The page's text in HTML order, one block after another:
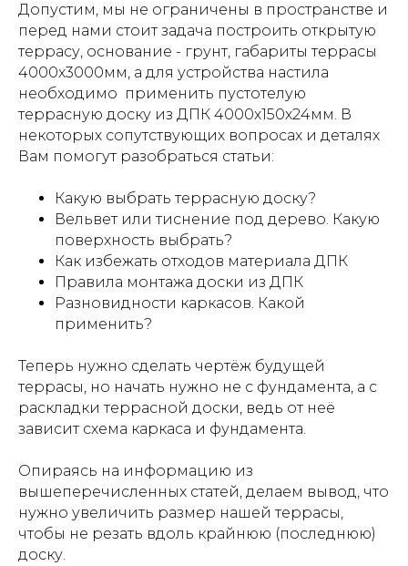
Допустим, мы не ограничены в пространстве и
перед нами стоит задача построить открытую
террасу, основание - грунт, габариты террасы
4000х3000мм, а для устройства настила
необходимо применить пустотелую
террасную доску из ДПК 4000х150х24мм. В
некоторых сопутствующих вопросах и деталях
Вам помогут разобраться статьи:
Какую выбрать террасную доску?
Вельвет или тиснение под дерево. Какую
поверхность выбрать?
Как избежать отходов материала ДПК
Правила монтажа доски из ДПК
Разновидности каркасов. Какой
применить?
Теперь нужно сделать чертёж будущей
террасы, но начать нужно не с фундамента, а с
раскладки террасной доски, ведь от неё
зависит схема каркаса и фундамента.
Опираясь на информацию из
вышеперечисленных статей, делаем вывод, что
нужно увеличить размер нашей террасы,
чтобы не резать вдоль крайнюю (последнюю)
доску.